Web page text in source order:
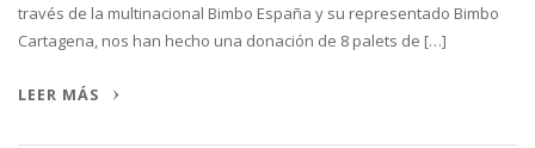
través de la multinacional Bimbo España y su representado Bimbo
Cartagena, nos han hecho una donación de 8 palets de […]
LEER MÁS